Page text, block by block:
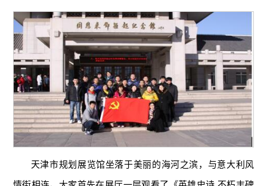
天津市规划展览馆坐落于美丽的海河之滨，与意大利风